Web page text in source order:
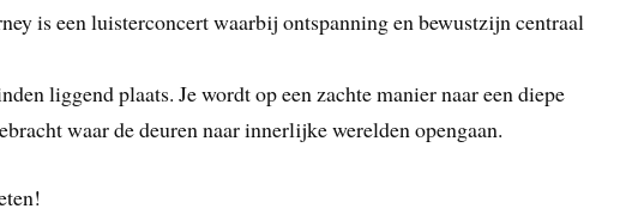
is een luisterconcert waarbij ontspanning en bewustzijn centraal
liggend plaats. Je wordt op een zachte manier naar een diepe
waar de deuren naar innerlijke werelden opengaan.